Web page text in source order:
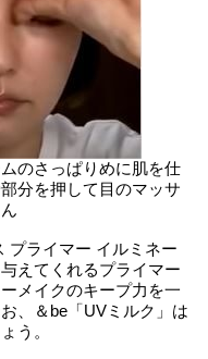
のさっぱりめに肌を仕
分を押して目のマッサ
プライマー イルミネー
えてくれるプライマー
メイクのキープ力を一
、＆be「UVミルク」は
う。